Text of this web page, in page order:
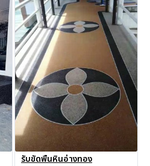
รับขัดพื้นหินอ่างทอง